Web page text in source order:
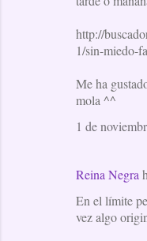
http://
1/sin-miedo-
Me ha
mola ^^
1 de
Reina Negra
En el límite
vez algo